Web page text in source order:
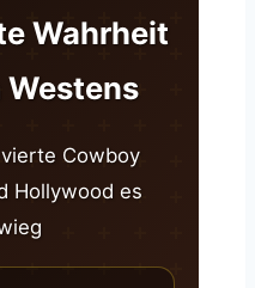
Wahrheit
Westens
Cowboy
Hollywood es